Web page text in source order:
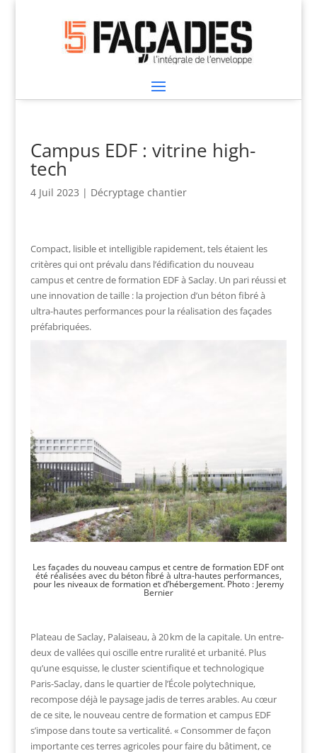
Campus EDF : vitrine high-
tech
4 Juil 2023 | Décryptage chantier
Compact, lisible et intelligible rapidement, tels étaient les
critères qui ont prévalu dans l’édification du nouveau
campus et centre de formation EDF à Saclay. Un pari réussi et
une innovation de taille : la projection d’un béton fibré à
ultra-hautes performances pour la réalisation des façades
préfabriquées.
Les façades du nouveau campus et centre de formation EDF ont
été réalisées avec du béton fibré à ultra-hautes performances,
pour les niveaux de formation et d’hébergement. Photo : Jeremy
Bernier
Plateau de Saclay, Palaiseau, à 20 km de la capitale. Un entre-
deux de vallées qui oscille entre ruralité et urbanité. Plus
qu’une esquisse, le cluster scientifique et technologique
Paris-Saclay, dans le quartier de l’École polytechnique,
recompose déjà le paysage jadis de terres arables. Au cœur
de ce site, le nouveau centre de formation et campus EDF
s’impose dans toute sa verticalité. « Consommer de façon
importante ces terres agricoles pour faire du bâtiment, ce